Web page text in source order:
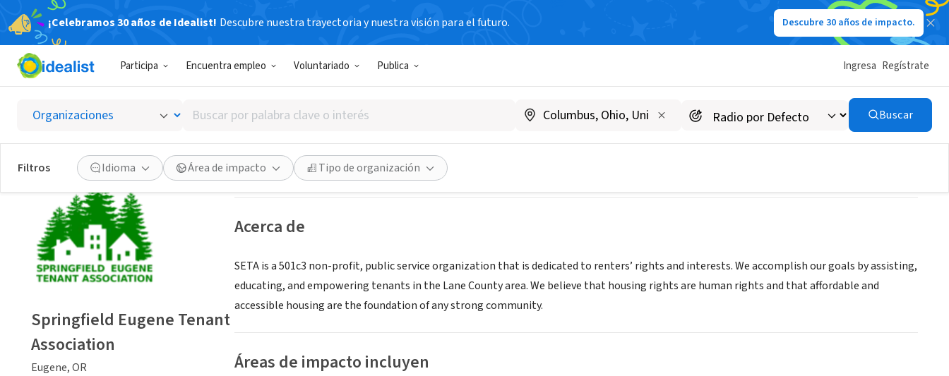
¡Celebramos 30 años de Idealist! Descubre nuestra trayectoria y nuestra visión para el futuro. Descubre 30 años de impacto.
Participa Encuentra empleo Voluntariado Publica Ingresa Regístrate
Buscar
por
palabra
clave
o
interés
Buscar
Filtros Idioma Área de impacto Tipo de organización
Springfield Eugene Tenant Association
Eugene, OR www.springfieldeugenetenantassociation.com/
Guardar Compartir
Acerca de
SETA is a 501c3 non-profit, public service organization that is dedicated to renters’ rights and interests. We accomplish our goals by assisting,
educating, and empowering tenants in the Lane County area. We believe that housing rights are human rights and that affordable and
accessible housing are the foundation of any strong community.
Áreas de impacto incluyen
Springfield Eugene Tenant
Association
Eugene, OR